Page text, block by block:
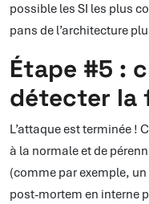
possible les SI les plus
pans de l’architecture
Étape #5 :
détecter la
L’attaque est terminée !
à la normale et de
(comme par exemple, un
post-mortem en interne